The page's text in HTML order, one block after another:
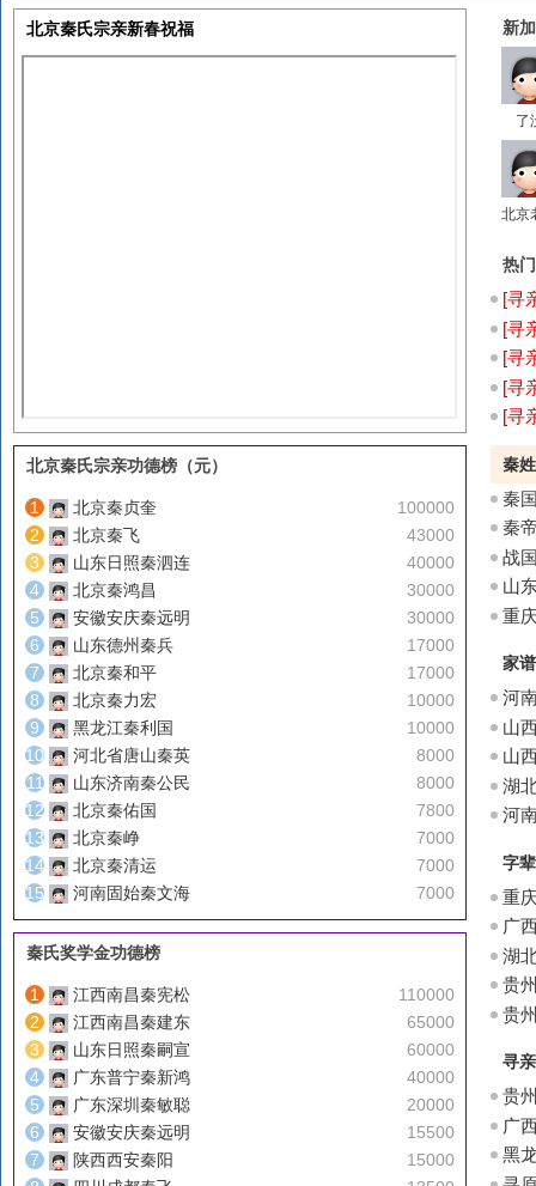
北京秦氏宗亲新春祝福
北京秦氏宗亲功德榜（元）
100000
北京秦贞奎
43000
北京秦飞
40000
山东日照秦泗连
30000
北京秦鸿昌
30000
安徽安庆秦远明
17000
山东德州秦兵
17000
北京秦和平
10000
北京秦力宏
10000
黑龙江秦利国
8000
河北省唐山秦英
8000
山东济南秦公民
7800
北京秦佑国
7000
北京秦峥
7000
北京秦清运
7000
河南固始秦文海
秦氏奖学金功德榜
110000
江西南昌秦宪松
65000
江西南昌秦建东
60000
山东日照秦嗣宣
40000
广东普宁秦新鸿
20000
广东深圳秦敏聪
15500
安徽安庆秦远明
15000
陕西西安秦阳
新
了
北京
热
[寻
[寻
[寻
[寻
[寻
秦
秦
秦
战
山
立重
家
河
山
山
湖
对河
字
重
字广
湖
贵
辈贵
寻
贵
树广
黑
山